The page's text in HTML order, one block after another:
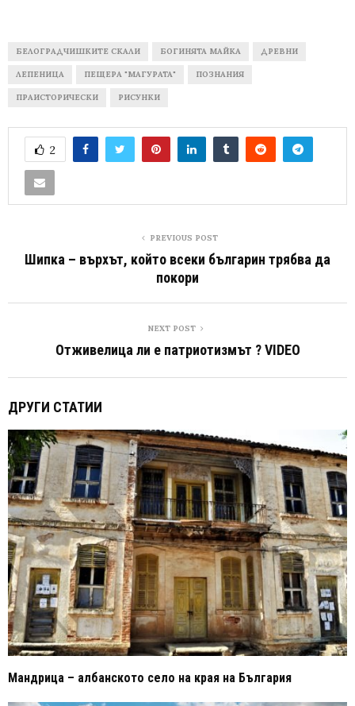
БЕЛОГРАДЧИШКИТЕ СКАЛИ БОГИНЯТА МАЙКА ДРЕВНИ
ЛЕПЕНИЦА ПЕЩЕРА "МАГУРАТА" ПОЗНАНИЯ
ПРАИСТОРИЧЕСКИ РИСУНКИ
2
PREVIOUS POST
Шипка – върхът, който всеки българин трябва да
покори
NEXT POST
Отживелица ли е патриотизмът ? VIDEO
ДРУГИ СТАТИИ
Мандрица – албанското село на края на България